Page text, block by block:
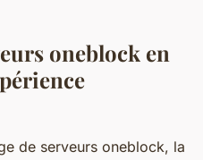
oneblock en
de serveurs oneblock, la